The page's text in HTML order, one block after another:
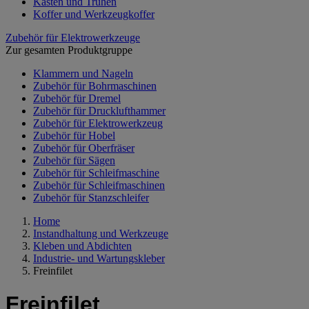
Koffer und Werkzeugkoffer
Zubehör für Elektrowerkzeuge
Zur gesamten Produktgruppe
Klammern und Nageln
Zubehör für Bohrmaschinen
Zubehör für Dremel
Zubehör für Drucklufthammer
Zubehör für Elektrowerkzeug
Zubehör für Hobel
Zubehör für Oberfräser
Zubehör für Sägen
Zubehör für Schleifmaschine
Zubehör für Schleifmaschinen
Zubehör für Stanzschleifer
Home
Instandhaltung und Werkzeuge
Kleben und Abdichten
Industrie- und Wartungskleber
Freinfilet